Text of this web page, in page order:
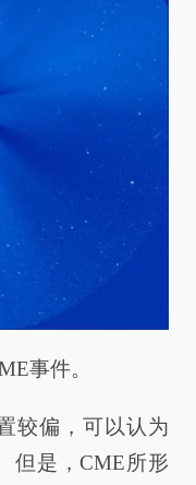
事件。
较偏，可以认为
但是，CME所形